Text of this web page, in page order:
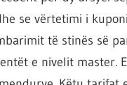
se vërtetimi i
të stinës së
e nivelit